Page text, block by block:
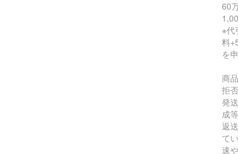
60
※代
料
を
商
拒
発
成
返
て
速